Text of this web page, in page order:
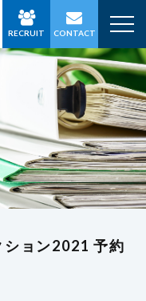
RECRUIT CONTACT
ション2021 予約